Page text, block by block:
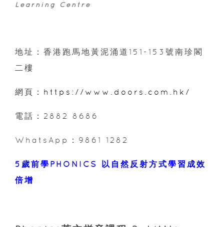
Learning Centre
地址：香港跑馬地黃泥涌道151-153號南珍閣
二樓
網頁： https://www.doors.com.hk/
電話：2882 8686
WhatsApp：9861 1282
5歲前學PHONICS 以自然反射方式學習成效
倍增